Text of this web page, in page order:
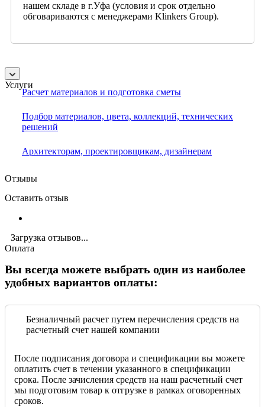
нашем складе в г.Уфа (условия и срок отдельно
обговариваются с менеджерами Klinkers Group).
Услуги
Расчет материалов и подготовка сметы
Подбор материалов, цвета, коллекций, технических
решений
Архитекторам, проектировщикам, дизайнерам
Отзывы
Оставить отзыв
Загрузка отзывов...
Оплата
Вы всегда можете выбрать один из наиболее
удобных вариантов оплаты:
Безналичный расчет путем перечисления средств на
расчетный счет нашей компании
После подписания договора и спецификации вы можете
оплатить счет в течении указанного в спецификации
срока. После зачисления средств на наш расчетный счет
мы подготовим товар к отгрузке в рамках оговоренных
сроков.